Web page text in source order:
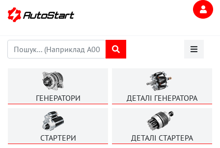
ГЕНЕРАТОРИ ДЕТАЛІ ГЕНЕРАТОРА
СТАРТЕРИ ДЕТАЛІ СТАРТЕРА